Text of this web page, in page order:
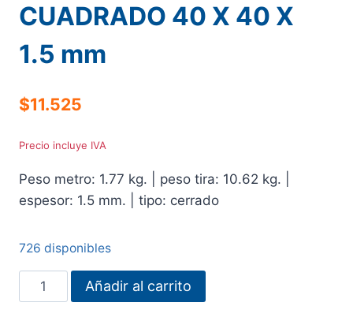
CUADRADO 40 X 40 X
1.5 mm
$11.525
Precio incluye IVA
Peso metro: 1.77 kg. | peso tira: 10.62 kg. |
espesor: 1.5 mm. | tipo: cerrado
726 disponibles
CUADRADO
40
Añadir al carrito